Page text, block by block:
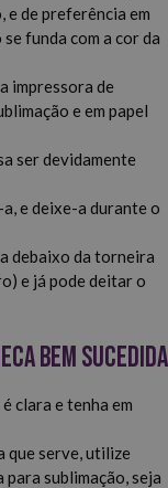
e de preferência em
funda com a cor da
impressora de
e em papel
ser devidamente
e deixe-a durante o
debaixo da torneira
e já pode deitar o
bem sucedida
clara e tenha em
que serve, utilize
para sublimação, seja